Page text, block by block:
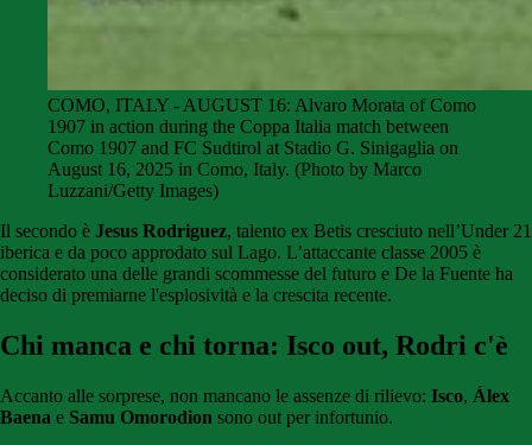
COMO, ITALY - AUGUST 16: Alvaro Morata of Como
1907 in action during the Coppa Italia match between
Como 1907 and FC Sudtirol at Stadio G. Sinigaglia on
August 16, 2025 in Como, Italy. (Photo by Marco
Luzzani/Getty Images)
Il secondo è Jesus Rodriguez, talento ex Betis cresciuto nell’Under 21
iberica e da poco approdato sul Lago. L’attaccante classe 2005 è
considerato una delle grandi scommesse del futuro e De la Fuente ha
deciso di premiarne l'esplosività e la crescita recente.
Chi manca e chi torna: Isco out, Rodri c'è
Accanto alle sorprese, non mancano le assenze di rilievo: Isco, Álex
Baena e Samu Omorodion sono out per infortunio.